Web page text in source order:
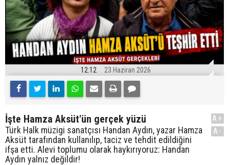
12:12 23 Haziran 2026
İşte Hamza Aksüt'ün gerçek yüzü
Türk Halk müzigi sanatçısı Handan Aydın, yazar Hamza
Aksüt tarafından kullanılıp, taciz ve tehdit edildiğini
ifşa etti. Alevi toplumu olarak haykırıyoruz: Handan
Aydın yalnız değildir!
A+
A-